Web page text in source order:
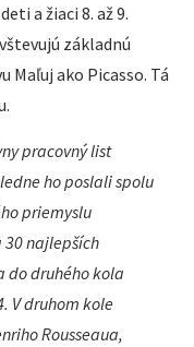
a žiaci 8. až 9.
základnú
Maľuj ako Picasso. Tá
pracovný list
ho poslali spolu
priemyslu
30 najlepších
do druhého kola
V druhom kole
Rousseaua,